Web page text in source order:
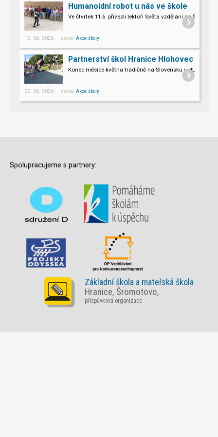
Humanoidní robot u nás ve škole
Ve čtvrtek 11.6. přivezli lektoři Světa vzdělání na
Pro naše třeťáky a páťáky to byl opravdu nevšední zážitek.
12. 06. 2026 sekce: Akce školy
Partnerství škol Hranice Hlohovec
Konec měsíce května tradičně na Slovensku v HLOHOVCI!
02. 06. 2026 sekce: Akce školy
Spolupracujeme s partnery:
Základní škola a mateřská škola
Hranice, Šromotovo,
příspěvková organizace